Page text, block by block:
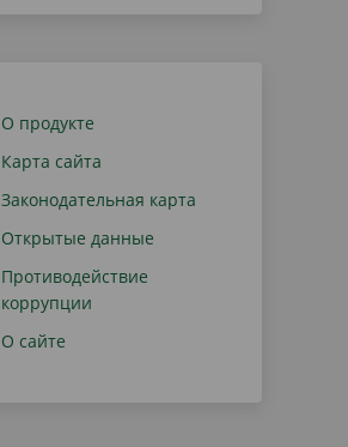
О продукте
Карта сайта
Законодательная карта
Открытые данные
Противодействие
коррупции
О сайте